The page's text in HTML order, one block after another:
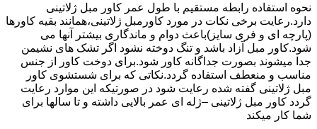
نحوه استفاده رابطه مستقیم با طول عمر کاور مبل ژلاتینی
دارد.رعایت برخی نکات در مورد کاورمبل ژلاتینی،همانند بقیه کاورها
(پارچه ای و فری سایز)باعث دوام و ماندگاری بیشتر آنها می
شود.کاور مبل آزاد باشد و تنگ دوخته نشود اگر تشک های نشیمن
جدا میشوند بصورت جداگانه کاور شود.برای دوخت کاور از جنس
مناسب و منعطف استفاده گردد.نکاتی که برای شستشوی کاور
مبل ژلاتینی گفته شده رعایت شود در صورتیکه این موارد رعایت
گردد کاور مبل ژلاتینی –ژله ای عمر بالایی داشته و تا سالها برای
شما کار میکند